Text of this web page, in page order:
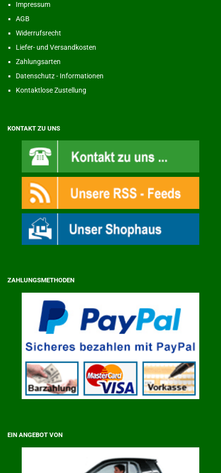
Impressum
AGB
Widerrufsrecht
Liefer- und Versandkosten
Zahlungsarten
Datenschutz - Informationen
Kontaktlose Zustellung
KONTAKT ZU UNS
ZAHLUNGSMETHODEN
EIN ANGEBOT VON